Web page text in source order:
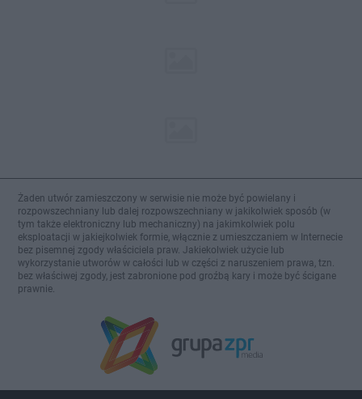
Żaden utwór zamieszczony w serwisie nie może być powielany i
rozpowszechniany lub dalej rozpowszechniany w jakikolwiek sposób (w
tym także elektroniczny lub mechaniczny) na jakimkolwiek polu
eksploatacji w jakiejkolwiek formie, włącznie z umieszczaniem w Internecie
bez pisemnej zgody właściciela praw. Jakiekolwiek użycie lub
wykorzystanie utworów w całości lub w części z naruszeniem prawa, tzn.
bez właściwej zgody, jest zabronione pod groźbą kary i może być ścigane
prawnie.